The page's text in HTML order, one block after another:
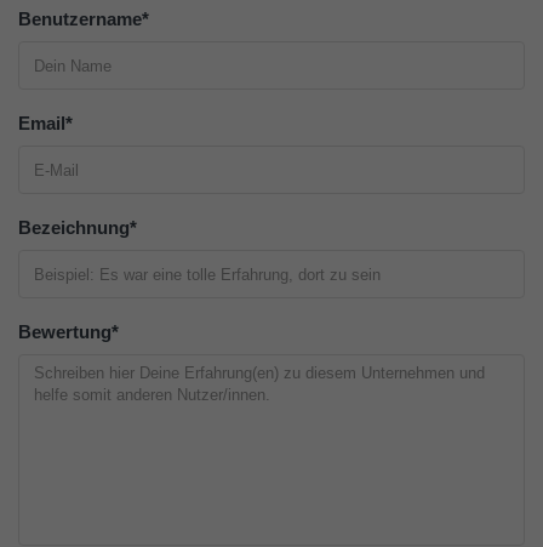
Benutzername*
Email*
Bezeichnung*
Bewertung*